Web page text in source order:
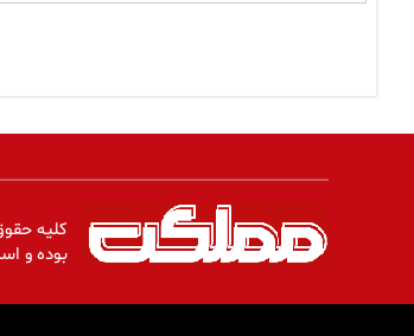
کلیه
بوده و